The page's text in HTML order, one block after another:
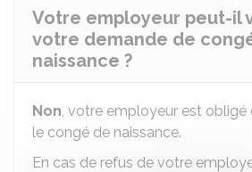
Votre employeur peut-il
votre demande de
naissance ?
Non, votre employeur est obligé
le congé de naissance.
En cas de refus de votre